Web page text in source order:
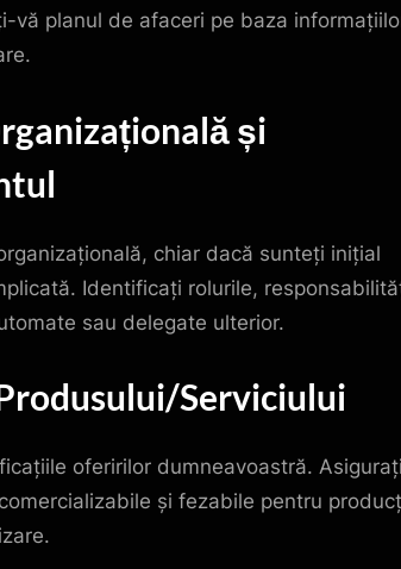
vă planul de afaceri pe baza
și
chiar dacă sunteți inițial
Identificați rolurile,
sau delegate ulterior.
Serviciului
oferirilor dumneavoastră.
și fezabile pentru